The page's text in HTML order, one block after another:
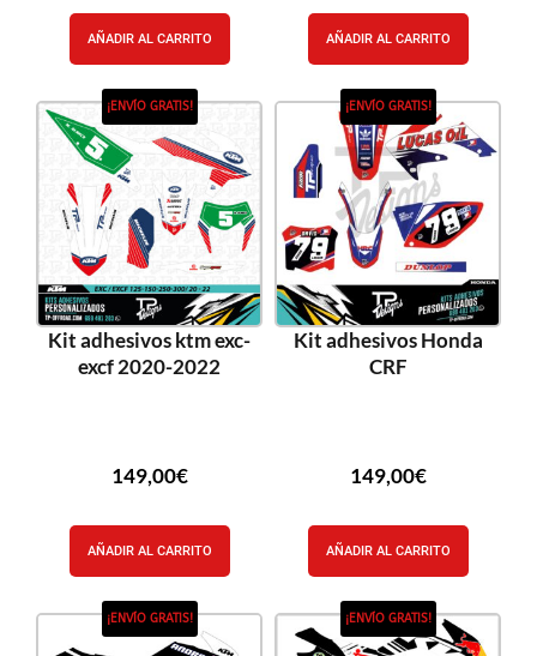
AÑADIR AL CARRITO AÑADIR AL CARRITO
¡ENVÍO GRATIS!
Kit adhesivos ktm exc-
excf 2020-2022
149,00€
AÑADIR AL CARRITO
¡ENVÍO GRATIS!
Kit adhesivos Honda
CRF
149,00€
AÑADIR AL CARRITO
¡ENVÍO GRATIS! ¡ENVÍO GRATIS!